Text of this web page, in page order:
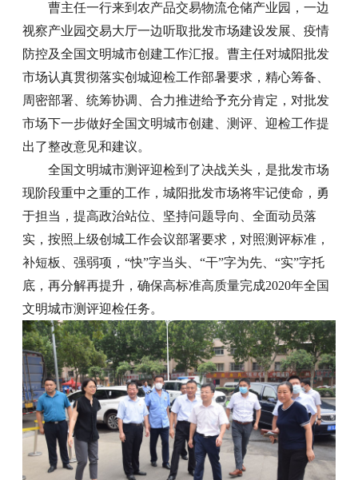
曹主任一行来到农产品交易物流仓储产业园，一边
视察产业园交易大厅一边听取批发市场建设发展、疫情
防控及全国文明城市创建工作汇报。曹主任对城阳批发
市场认真贯彻落实创城迎检工作部暑要求，精心筹备、
周密部署、统筹协调、合力推进给予充分肯定，对批发
市场下一步做好全国文明城市创建、测评、迎检工作提
出了整改意见和建议。
全国文明城市测评迎检到了决战关头，是批发市场
现阶段重中之重的工作，城阳批发市场将牢记使命，勇
于担当，提高政治站位、坚持问题导向、全面动员落
实，按照上级创城工作会议部署要求，对照测评标准，
补短板、强弱项，“快”字当头、“干”字为先、“实”字托
底，再分解再提升，确保高标准高质量完成2020年全国
文明城市测评迎检任务。